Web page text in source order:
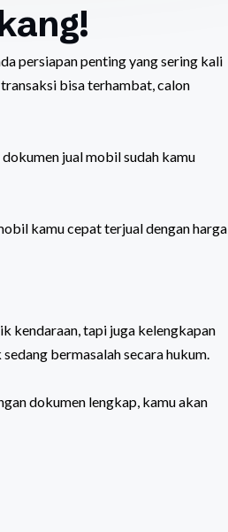
persiapan penting yang sering kali
bisa terhambat, calon
jual mobil sudah kamu
kamu cepat terjual dengan harga
kendaraan, tapi juga kelengkapan
bermasalah secara hukum.
dokumen lengkap, kamu akan